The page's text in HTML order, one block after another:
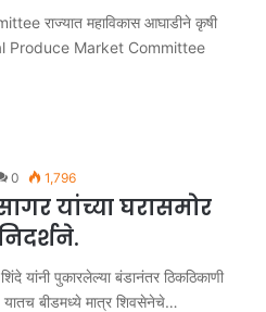
राज्यात महाविकास आघाडीने कृषी
Produce Market Committee
0 1,796
यांच्या घरासमोर
यांनी पुकारलेल्या बंडानंतर ठिकठिकाणी
बीडमध्ये मात्र शिवसेनेचे…